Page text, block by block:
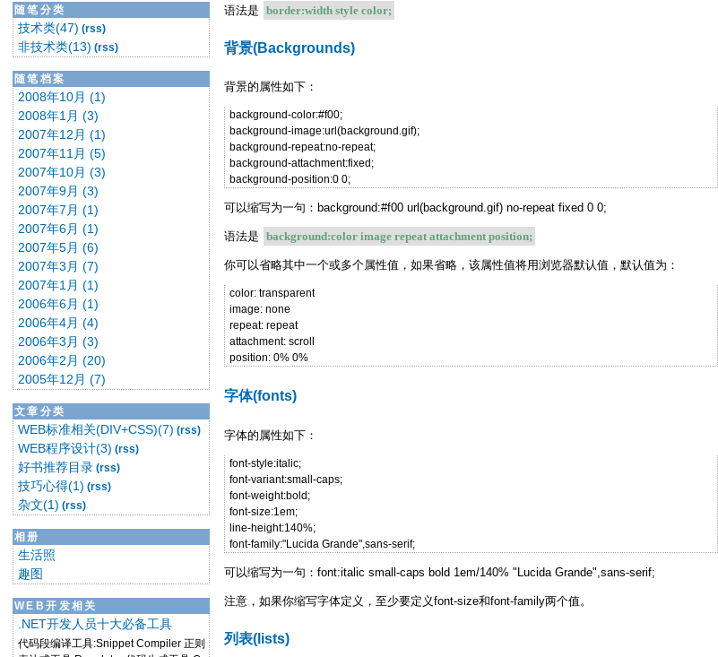
随笔分类
技术类(47) (rss)
非技术类(13) (rss)
随笔档案
2008年10月 (1)
2008年1月 (3)
2007年12月 (1)
2007年11月 (5)
2007年10月 (3)
2007年9月 (3)
2007年7月 (1)
2007年6月 (1)
2007年5月 (6)
2007年3月 (7)
2007年1月 (1)
2006年6月 (1)
2006年4月 (4)
2006年3月 (3)
2006年2月 (20)
2005年12月 (7)
文章分类
WEB标准相关(DIV+CSS)(7) (rss)
WEB程序设计(3) (rss)
好书推荐目录 (rss)
技巧心得(1) (rss)
杂文(1) (rss)
相册
生活照
趣图
WEB开发相关
.NET开发人员十大必备工具
代码段编译工具:Snippet Compiler 正则
语法是 border:width style color;
背景(Backgrounds)
背景的属性如下：
background-color:#f00;
background-image:url(background.gif);
background-repeat:no-repeat;
background-attachment:fixed;
background-position:0 0;
可以缩写为一句：background:#f00 url(background.gif) no-repeat fixed 0 0;
语法是 background:color image repeat attachment position;
你可以省略其中一个或多个属性值，如果省略，该属性值将用浏览器默认值，默认值为：
color: transparent
image: none
repeat: repeat
attachment: scroll
position: 0% 0%
字体(fonts)
字体的属性如下：
font-style:italic;
font-variant:small-caps;
font-weight:bold;
font-size:1em;
line-height:140%;
font-family:"Lucida Grande",sans-serif;
可以缩写为一句：font:italic small-caps bold 1em/140% "Lucida Grande",sans-serif;
注意，如果你缩写字体定义，至少要定义font-size和font-family两个值。
列表(lists)